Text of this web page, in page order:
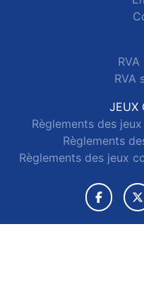
RVA
JEUX
Règlements des
Règlements
Règlements des jeux